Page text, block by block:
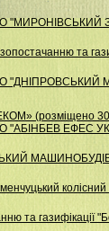
та
(розміщено
ЕФЕС
та газифiкацiї